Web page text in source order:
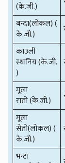
(के.जी.)
बन्दा(लोकल) (
के.जी.)
काउली
स्थानिय (के.जी.
)
मूला
रातो (के.जी.)
मूला
सेतो(लोकल) (
के.जी.)
भन्टा